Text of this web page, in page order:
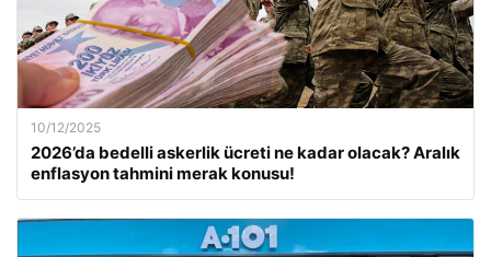
10/12/2025
2026’da bedelli askerlik ücreti ne kadar olacak? Aralık
enflasyon tahmini merak konusu!